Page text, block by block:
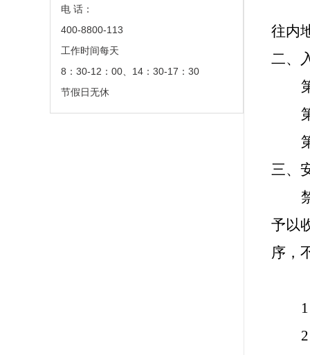
电 话：
400-8800-113
工作时间每天
8：30-12：00、14：30-17：30
节假日无休
往内
二、
三、
予以
序，